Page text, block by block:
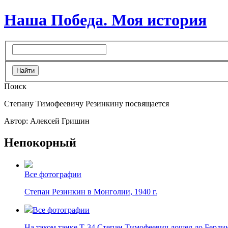
Наша Победа. Моя история
Поиск
Степану Тимофеевичу Резинкину посвящается
Автор: Алексей Гришин
Непокорный
Все фотографии
Степан Резинкин в Монголии, 1940 г.
Все фотографии